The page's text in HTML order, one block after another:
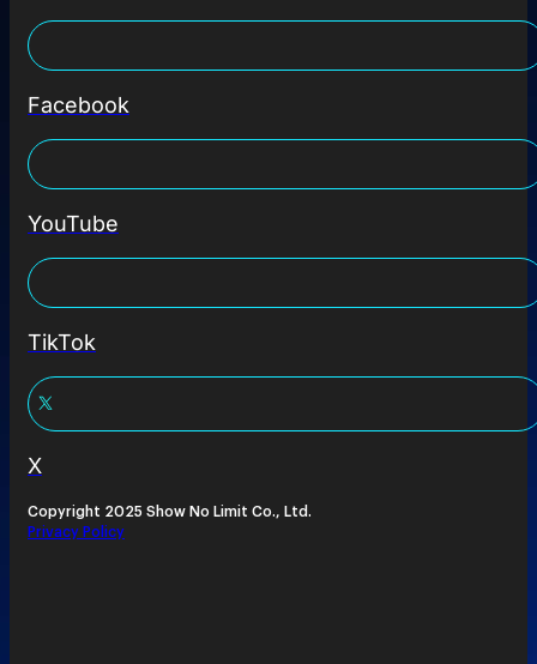
Facebook
YouTube
TikTok
X
Copyright 2025 Show No Limit Co., Ltd.
Privacy Policy